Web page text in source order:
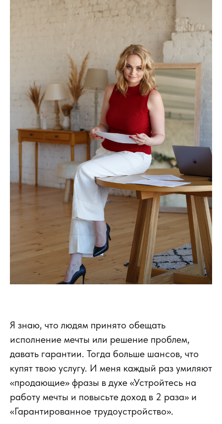
Я знаю, что людям принято обещать
исполнение мечты или решение проблем,
давать гарантии. Тогда больше шансов, что
купят твою услугу. И меня каждый раз умиляют
«продающие» фразы в духе «Устройтесь на
работу мечты и повысьте доход в 2 раза» и
«Гарантированное трудоустройство».